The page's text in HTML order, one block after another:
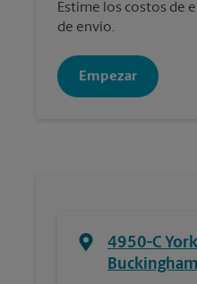
Estime los costos de
de envío.
Empezar
4950-C
Buckingham